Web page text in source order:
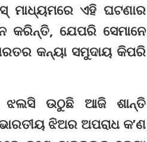
ମାଧ୍ୟମରେ ଏହି ଘଟଣାର
କରି‌ନ୍ତି, ଯେପରି ସେମାନେ
କନ୍ୟା ସମୁଦାୟ କିପରି
ଝଲସି ଉଠୁଛି ଆଜି ଶାନ୍ତି
ଝିଅର ଅପରାଧ କ’ଣ